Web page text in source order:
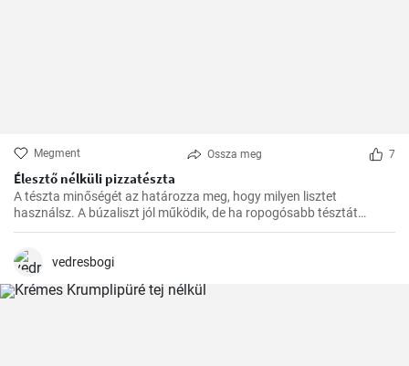
Megment Ossza meg 7
Élesztő nélküli pizzatészta
A tészta minőségét az határozza meg, hogy milyen lisztet
használsz. A búzaliszt jól működik, de ha ropogósabb tésztát
szeretnél, használj finomított lisztet.
vedresbogi